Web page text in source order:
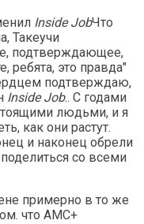
Inside JobЧто
Такеучи
подтверждающее,
ребята, это правда"
подтверждаю,
Inside Job.. С годами
людьми, и я
как они растут.
и наконец обрели
со всеми
примерно в то же
что AMC+